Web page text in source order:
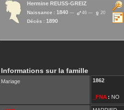
Hermine REUSS-GREIZ
Naissance : 1840 46 20
Décès : 1890
Informations sur la famille
Mariage 1862
_FNA : NO